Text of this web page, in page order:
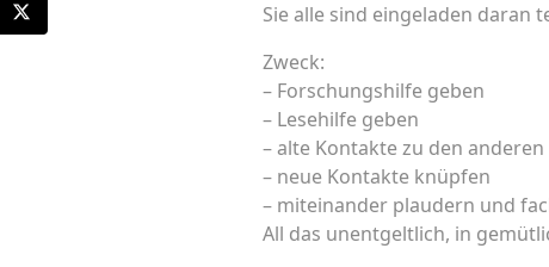
Sie alle sind eingeladen daran
Zweck:
– Forschungshilfe geben
– Lesehilfe geben
– alte Kontakte zu den
– neue Kontakte knüpfen
– miteinander plaudern und
All das unentgeltlich, in